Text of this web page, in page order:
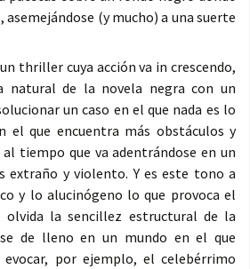
(y mucho) a una suerte
thriller cuya acción va in crescendo,
natural de la novela negra con un
un caso en el que nada es lo
el que encuentra más obstáculos y
tiempo que va adentrándose en un
extraño y violento. Y es este tono a
y lo alucinógeno lo que provoca el
olvida la sencillez estructural de la
de lleno en un mundo en el que
por ejemplo, el celebérrimo